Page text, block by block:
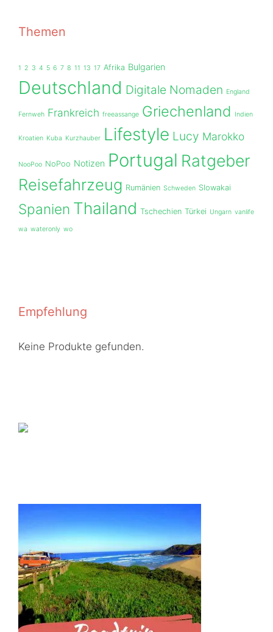
Themen
1 2 3 4 5 6 7 8 11 13 17 Afrika Bulgarien
Deutschland Digitale Nomaden England
Fernweh Frankreich freeassange Griechenland Indien
Kroatien Kuba Kurzhauber Lifestyle Lucy Marokko
NooPoo NoPoo Notizen Portugal Ratgeber
Reisefahrzeug Rumänien Schweden Slowakai
Spanien Thailand Tschechien Türkei Ungarn vanlife
wa wateronly wo
Empfehlung
Keine Produkte gefunden.